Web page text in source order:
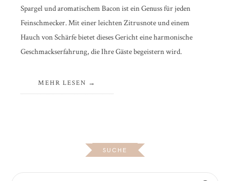
Spargel und aromatischem Bacon ist ein Genuss für jeden
Feinschmecker. Mit einer leichten Zitrusnote und einem
Hauch von Schärfe bietet dieses Gericht eine harmonische
Geschmackserfahrung, die Ihre Gäste begeistern wird.
MEHR LESEN
SUCHE
SUCHEN